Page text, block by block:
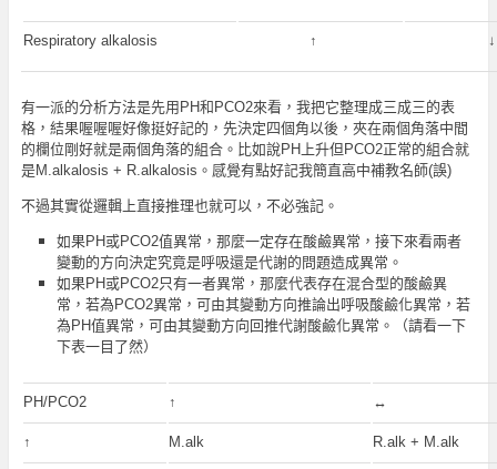
Respiratory alkalosis ↑ ↓
有一派的分析方法是先用PH和PCO2來看，我把它整理成三成三的表
格，結果喔喔喔好像挺好記的，先決定四個角以後，夾在兩個角落中間
的欄位剛好就是兩個角落的組合。比如說PH上升但PCO2正常的組合就
是M.alkalosis + R.alkalosis。感覺有點好記我簡直高中補教名師(誤)
不過其實從邏輯上直接推理也就可以，不必強記。
如果PH或PCO2值異常，那麼一定存在酸鹼異常，接下來看兩者
變動的方向決定究竟是呼吸還是代謝的問題造成異常。
如果PH或PCO2只有一者異常，那麼代表存在混合型的酸鹼異
常，若為PCO2異常，可由其變動方向推論出呼吸酸鹼化異常，若
為PH值異常，可由其變動方向回推代謝酸鹼化異常。（請看一下
下表一目了然）
PH/PCO2 ↑ ↔
↑ M.alk R.alk + M.alk